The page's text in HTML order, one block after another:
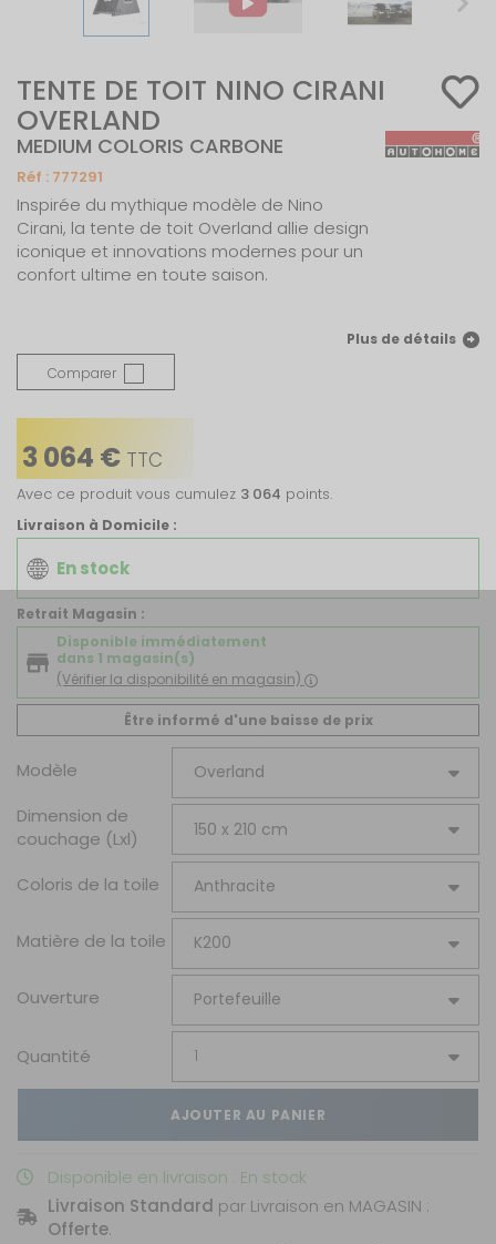
TENTE DE TOIT NINO CIRANI
OVERLAND
MEDIUM COLORIS CARBONE
Réf : 777291
Inspirée du mythique modèle de Nino
Cirani, la tente de toit Overland allie design
iconique et innovations modernes pour un
confort ultime en toute saison.
Plus de détails
Comparer
3 064 € TTC
Avec ce produit vous cumulez 3 064 points.
Livraison à Domicile :
En stock
Retrait Magasin :
Disponible immédiatement
dans 1 magasin(s)
(Vérifier la disponibilité en magasin)
Être informé d'une baisse de prix
Modèle
Dimension de
couchage (Lxl)
Coloris de la toile
Matière de la toile
Ouverture
Quantité
AJOUTER AU PANIER
Disponible en livraison : En stock
Livraison Standard par Livraison en MAGASIN :
Offerte.